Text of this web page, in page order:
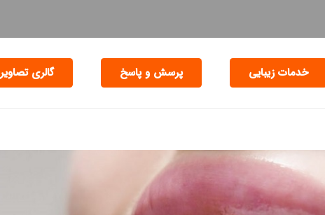
خدمات زیبایی پرسش و پاسخ گالری تصاویر